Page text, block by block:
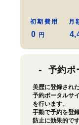
初期費用
0 円
月
予約ポ
美歴に登録され
予約ポータルサ
を行います。
手動で予約を登
防止に効果的です